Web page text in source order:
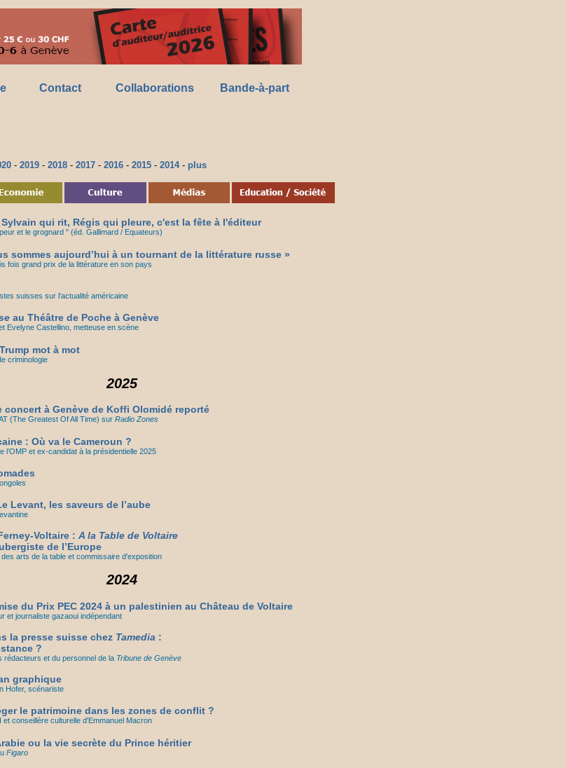
Contact Collaborations Bande-à-part
- 2019 - 2018 - 2017 - 2016 - 2015 - 2014- plus
qui rit, Régis qui pleure, c'est la fête à l'éditeur
et le grognard " (éd. Gallimard / Equateurs)
sommes aujourd’hui à un tournant de la littérature russe »
fois grand prix de la littérature en son pays
suisses sur l'actualité américaine
au Théâtre de Poche à Genève
Evelyne Castellino, metteuse en scène
mot à mot
criminologie
2025
concert à Genève de Koffi Olomidé reporté
(The Greatest Of All Time) sur Radio Zones
: Où va le Cameroun ?
et ex-candidat à la présidentielle 2025
Levant, les saveurs de l’aube
Voltaire : A la Table de Voltaire
de l’Europe
arts de la table et commissaire d'exposition
2024
du Prix PEC 2024 à un palestinien au Château de Voltaire
et journaliste gazaoui indépendant
la presse suisse chez Tamedia :
?
et du personnel de la Tribune de Genève
graphique
Hofer, scénariste
le patrimoine dans les zones de conflit ?
conseillère culturelle d'Emmanuel Macron
ou la vie secrète du Prince héritier
Figaro